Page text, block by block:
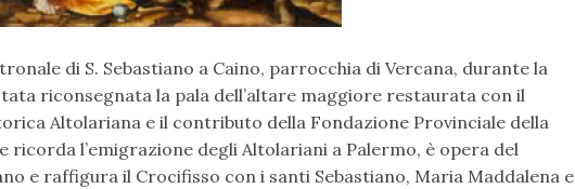
di S. Sebastiano a Caino, parrocchia di Vercana, durante la
riconsegnata la pala dell’altare maggiore restaurata con il
Altolariana e il contributo della Fondazione Provinciale della
ricorda l’emigrazione degli Altolariani a Palermo, è opera del
e raffigura il Crocifisso con i santi Sebastiano, Maria Maddalena e